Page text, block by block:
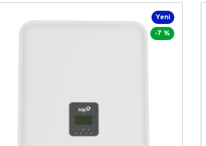
Yeni
-7 %